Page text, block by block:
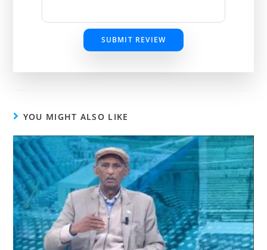
SUBMIT REVIEW
YOU MIGHT ALSO LIKE